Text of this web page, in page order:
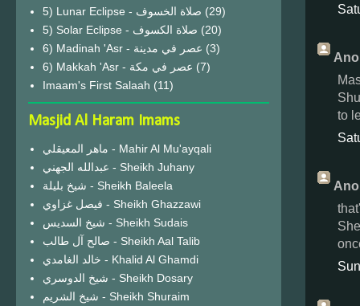
to
5) Lunar Eclipse - صلاة الخسوف (29)
(20)
6) Madinah 'Asr - عصر في مدينة (3)
6) Makkah 'Asr - عصر في مكة (7)
Imaam's First Salaah (11)
Masjid Al Haram Imams
ماهر المعيقلي - Mahir Al Mu'ayqali
عبدالله الجهني - Sheikh Juhany
شيخ بليلة - Sheikh Baleela
فيصل غزاوي - Sheikh Ghazzawi
شيخ السديس - Sheikh Sudais
صالح آل طالب - Sheikh Aal Talib
خالد الغامدي - Khalid Al Ghamdi
شيخ الدوسري - Sheikh Dosary
شيخ الشريم - Sheikh Shuraim